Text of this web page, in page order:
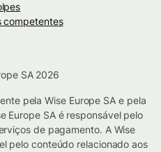
competentes
SA 2026
pela Wise Europe SA e pela
Europe SA é responsável pelo
de pagamento. A Wise
pelo conteúdo relacionado aos